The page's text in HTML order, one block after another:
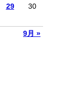
9月 »
29
30